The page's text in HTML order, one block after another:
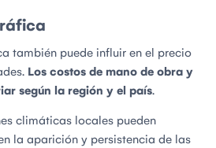
también puede influir en el precio
Los costos de mano de obra y
según la región y el país.
climáticas locales pueden
la aparición y persistencia de las